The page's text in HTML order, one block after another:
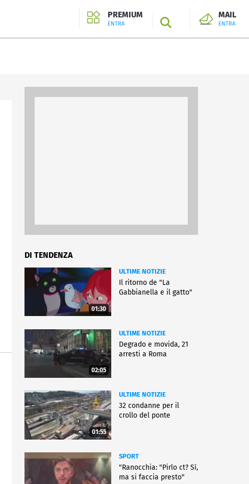
PREMIUM
ENTRA SEARCH
MAIL
ENTRA
DI TENDENZA
01:30
ULTIME NOTIZIE
Il ritorno de "La
Gabbianella e il gatto"
02:05
ULTIME NOTIZIE
Degrado e movida, 21
arresti a Roma
01:55
ULTIME NOTIZIE
32 condanne per il
crollo del ponte
SPORT
"Ranocchia: "Pirlo ct? Sì,
ma si faccia presto"